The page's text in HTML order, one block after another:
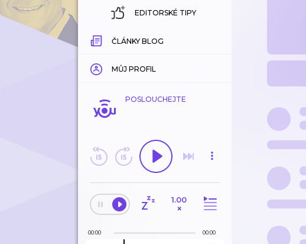
EDITORSKÉ TIPY
ČLÁNKY BLOG
MŮJ PROFIL
POSLOUCHEJTE
1.00
×
00:00 00:00